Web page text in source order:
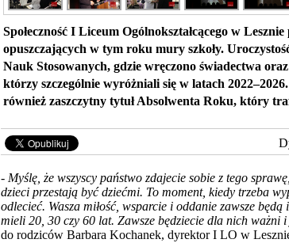
Społeczność I Liceum Ogólnokształcącego w
opuszczających w tym roku mury szkoły.
Nauk Stosowanych, gdzie wręczono świadectwa
którzy szczególnie wyróżniali się w latach
również zaszczytny tytuł Absolwenta Roku, który
- Myślę, że wszyscy państwo zdajecie sobie z tego
dzieci przestają być dziećmi. To moment, kiedy trzeba
odlecieć. Wasza miłość, wsparcie i oddanie zawsze
mieli 20, 30 czy 60 lat. Zawsze będziecie dla nich ważni
do rodziców Barbara Kochanek, dyrektor I LO w